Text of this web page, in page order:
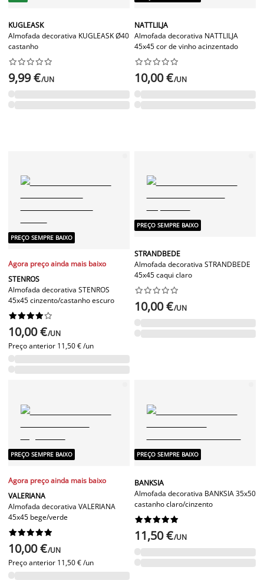
KUGLEASK
Almofada decorativa KUGLEASK Ø40
castanho






9,99 €/UN
NATTLILJA
Almofada decorativa NATTLILJA
45x45 cor de vinho acinzentado






10,00 €/UN
PREÇO SEMPRE BAIXO
Agora preço ainda mais baixo
STENROS
Almofada decorativa STENROS
45x45 cinzento/castanho escuro






10,00 €/UN
Preço anterior 11,50 € /un
PREÇO SEMPRE BAIXO
STRANDBEDE
Almofada decorativa STRANDBEDE
45x45 caqui claro






10,00 €/UN
PREÇO SEMPRE BAIXO
Agora preço ainda mais baixo
VALERIANA
Almofada decorativa VALERIANA
45x45 bege/verde






10,00 €/UN
Preço anterior 11,50 € /un
PREÇO SEMPRE BAIXO
BANKSIA
Almofada decorativa BANKSIA 35x50
castanho claro/cinzento






11,50 €/UN